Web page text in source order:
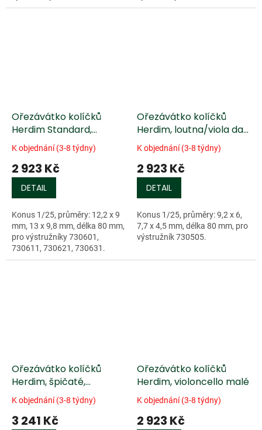
730524, 730530.
730522, 730532.
Ořezávátko kolíčků
Herdim Standard,
violoncello střední
K objednání (3-8 týdny)
2 923 Kč
DETAIL
Konus 1/25, průměry: 12,2 x 9
mm, 13 x 9,8 mm, délka 80 mm,
pro výstružníky 730601,
730611, 730621, 730631.
Ořezávátko kolíčků
Herdim, loutna/viola da
gamba
K objednání (3-8 týdny)
2 923 Kč
DETAIL
Konus 1/25, průměry: 9,2 x 6,
7,7 x 4,5 mm, délka 80 mm, pro
výstružník 730505.
Ořezávátko kolíčků
Herdim, špičaté,
nestandardní,
housle/viola
K objednání (3-8 týdny)
3 241 Kč
Ořezávátko kolíčků
Herdim, violoncello malé
K objednání (3-8 týdny)
2 923 Kč